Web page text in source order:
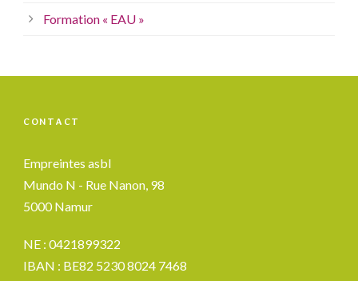
Formation « EAU »
CONTACT
Empreintes asbl
Mundo N - Rue Nanon, 98
5000 Namur
NE : 0421899322
IBAN : BE82 5230 8024 7468